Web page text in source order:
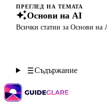
ПРЕГЛЕД НА ТЕМАТА
Основи на AI
Всички статии за Основи на
Съдържание